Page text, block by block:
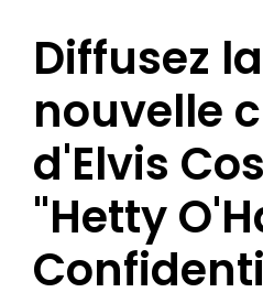
Diffusez la
nouvelle
d'Elvis
"Hetty